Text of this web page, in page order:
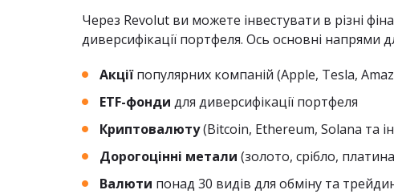
Через Revolut ви можете інвестувати в різні
диверсифікації портфеля. Ось основні напрями
Акціїпопулярних компаній (Apple, Tesla,
ETF-фонди для диверсифікації портфеля
Криптовалюту(Bitcoin, Ethereum, Solana та
Дорогоцінні метали (золото, срібло,
Валюти понад 30 видів для обміну та